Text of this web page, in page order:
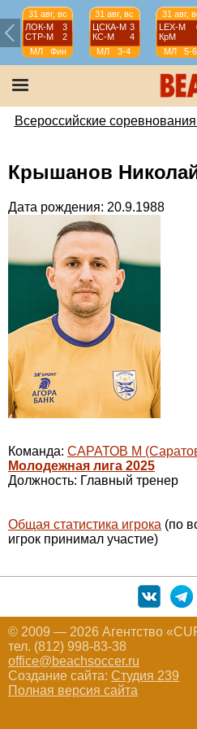
31 авг, вс
ЛОК-М
3
СТР-М
2
МЛ
Фин
31 авг, вс
ЦСКА-М 3
КС-М
4
МЛ
3-4
31 авг,
LEX-М
КрМ
МЛ
5-6
Всероссийские
Крышанов
Дата рождения: 20.9.1988
Команда: САРАТОВ М
Молодежная лига 2025
Должность: Главный тренер
Общая статистика игрока (по
игрок принимал участие)
© 2009 — 2026 Агентство
тел. (812) 998-83-38
office@beachsoccer.ru
Создание сайта: Студия 239
Полная версия сайта